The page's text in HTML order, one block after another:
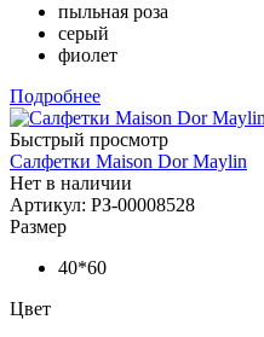
пыльная роза
серый
фиолет
Подробнее
Быстрый просмотр
Салфетки Maison Dor Maylin
Нет в наличии
Артикул: РЗ-00008528
Размер
40*60
Цвет